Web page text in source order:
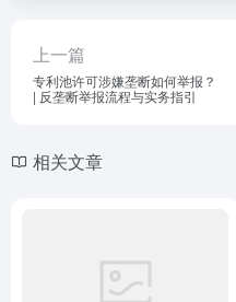
上一篇
专利池许可涉嫌垄断如何举报？
| 反垄断举报流程与实务指引
相关文章